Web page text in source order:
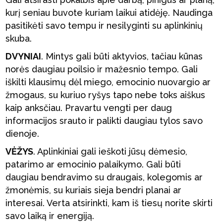
kurį seniau buvote kuriam laikui atidėję. Naudinga
pasitikėti savo tempu ir nesilyginti su aplinkinių
skuba.
DVYNIAI. Mintys gali būti aktyvios, tačiau kūnas
norės daugiau poilsio ir mažesnio tempo. Gali
iškilti klausimų dėl miego, emocinio nuovargio ar
žmogaus, su kuriuo ryšys tapo nebe toks aiškus
kaip anksčiau. Pravartu vengti per daug
informacijos srauto ir palikti daugiau tylos savo
dienoje.
VĖŽYS. Aplinkiniai gali ieškoti jūsų dėmesio,
patarimo ar emocinio palaikymo. Gali būti
daugiau bendravimo su draugais, kolegomis ar
žmonėmis, su kuriais sieja bendri planai ar
interesai. Verta atsirinkti, kam iš tiesų norite skirti
savo laiką ir energiją.